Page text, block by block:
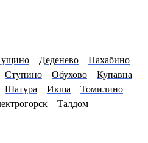
Деденево
Нахабино
Ступино Обухово
Купавна
Шатура Икша
Томилино
Талдом